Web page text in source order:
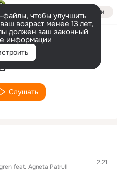
Войти
чтобы улучшить
возраст менее 13 лет,
должен ваш законный
информации
Patrull
Слушать
feat. Agneta Patrull
2:21